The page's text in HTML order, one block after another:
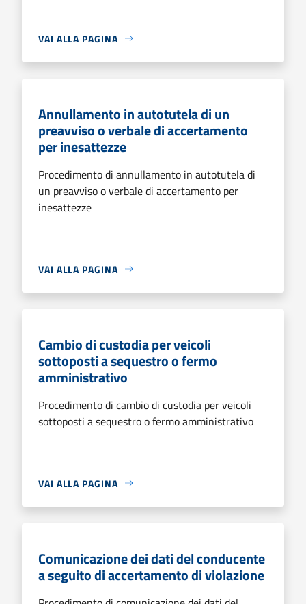
VAI ALLA PAGINA
Annullamento in autotutela di un
preavviso o verbale di accertamento
per inesattezze
Procedimento di annullamento in autotutela di
un preavviso o verbale di accertamento per
inesattezze
VAI ALLA PAGINA
Cambio di custodia per veicoli
sottoposti a sequestro o fermo
amministrativo
Procedimento di cambio di custodia per veicoli
sottoposti a sequestro o fermo amministrativo
VAI ALLA PAGINA
Comunicazione dei dati del conducente
a seguito di accertamento di violazione